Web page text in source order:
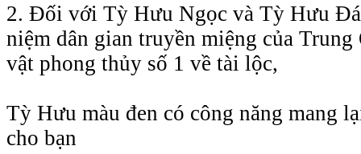
2. Đối với Tỳ Hưu Ngọc và Tỳ Hưu
niệm dân gian truyền miệng của
vật phong thủy số 1 về tài lộc,
Tỳ Hưu màu đen có công năng mang
cho bạn